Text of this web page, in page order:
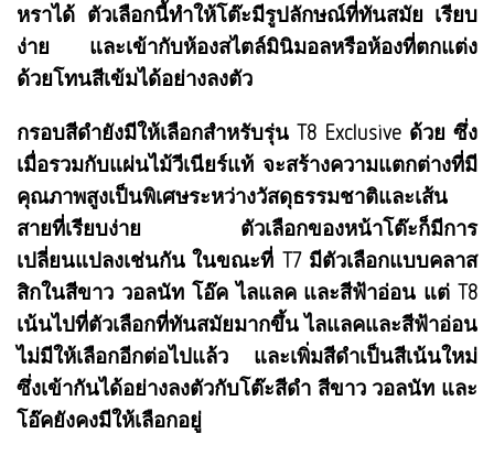
หราได้ ตัวเลือกนี้ทำให้โต๊ะมีรูปลักษณ์ที่ทันสมัย ​​เรียบ
ง่าย และเข้ากับห้องสไตล์มินิมอลหรือห้องที่ตกแต่ง
ด้วยโทนสีเข้มได้อย่างลงตัว
กรอบสีดำยังมีให้เลือกสำหรับรุ่น T8 Exclusive ด้วย ซึ่ง
เมื่อรวมกับแผ่นไม้วีเนียร์แท้ จะสร้างความแตกต่างที่มี
คุณภาพสูงเป็นพิเศษระหว่างวัสดุธรรมชาติและเส้น
สายที่เรียบง่าย
ตัวเลือกของหน้าโต๊ะก็มีการ
เปลี่ยนแปลงเช่นกัน ในขณะที่ T7 มีตัวเลือกแบบคลาส
สิกในสีขาว วอลนัท โอ๊ค ไลแลค และสีฟ้าอ่อน แต่ T8
เน้นไปที่ตัวเลือกที่ทันสมัยมากขึ้น ไลแลคและสีฟ้าอ่อน
ไม่มีให้เลือกอีกต่อไปแล้ว และเพิ่มสีดำเป็นสีเน้นใหม่
ซึ่งเข้ากันได้อย่างลงตัวกับโต๊ะสีดำ สีขาว วอลนัท และ
โอ๊คยังคงมีให้เลือกอยู่